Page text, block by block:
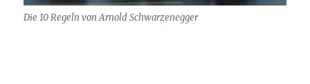
Die 10 Regeln von Arnold Schwarzenegger